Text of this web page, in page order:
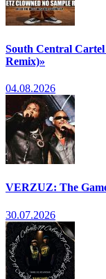
South Central
Remix)»
04.08.2026
VERZUZ: The
30.07.2026